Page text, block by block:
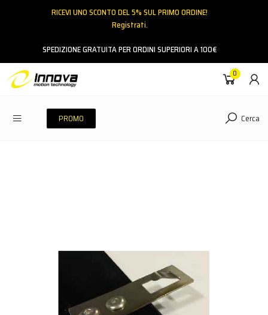
RICEVI UNO SCONTO DEL 5% SUL PRIMO ORDINE!
Registrati.
SPEDIZIONE GRATUITA PER ORDINI SUPERIORI A 100€
0
PROMO Cerca